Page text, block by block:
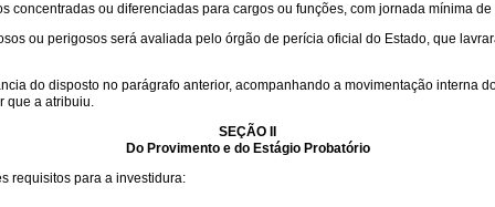
concentradas ou diferenciadas para cargos ou funções, com jornada mínima
ou perigosos será avaliada pelo órgão de perícia oficial do Estado, que
do disposto no parágrafo anterior, acompanhando a movimentação interna
que a atribuiu.
SEÇÃO II
Do Provimento e do Estágio Probatório
requisitos para a investidura: